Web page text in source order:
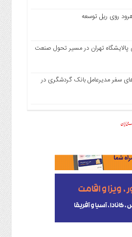
روی ریل توسعه
تهران در مسیر تحول صنعت
سفر مدیرعامل بانک گردشگری در